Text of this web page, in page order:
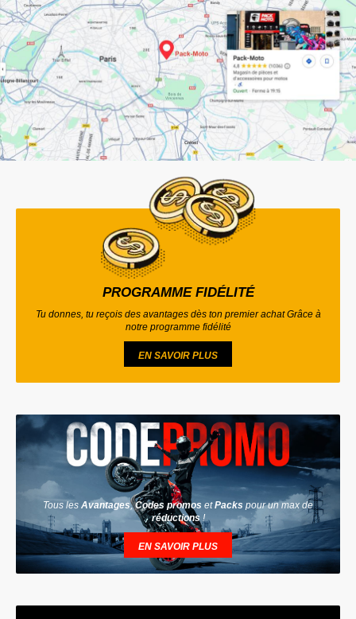
PROGRAMME FIDÉLITÉ
Tu donnes, tu reçois des avantages dès ton premier achat Grâce à
notre programme fidélité
EN SAVOIR PLUS
Tous les Avantages,Codes promos etPacks pour un max de
réductions !
EN SAVOIR PLUS